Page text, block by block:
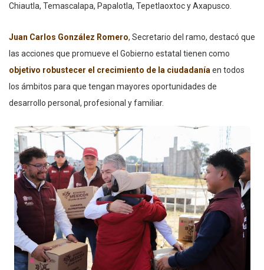
Chiautla, Temascalapa, Papalotla, Tepetlaoxtoc y Axapusco.
Juan Carlos González Romero, Secretario del ramo, destacó que
las acciones que promueve el Gobierno estatal tienen como
objetivo robustecer el crecimiento de la ciudadaníaen todos
los ámbitos para que tengan mayores oportunidades de
desarrollo personal, profesional y familiar.